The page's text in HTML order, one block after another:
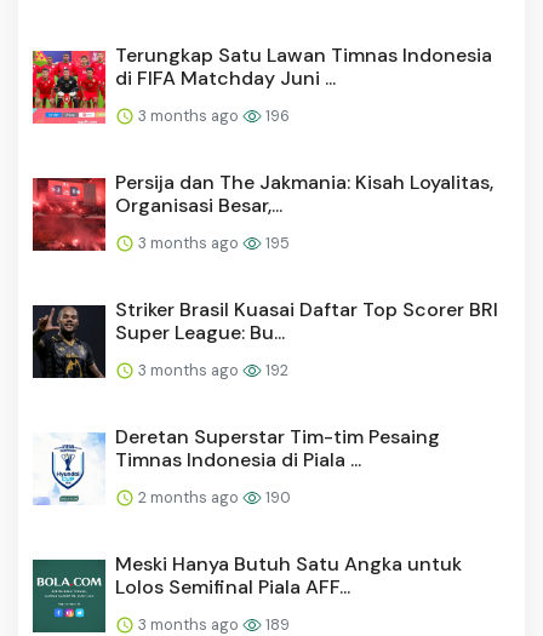
Terungkap Satu Lawan Timnas Indonesia
di FIFA Matchday Juni ...
3 months ago 196
Persija dan The Jakmania: Kisah Loyalitas,
Organisasi Besar,...
3 months ago 195
Striker Brasil Kuasai Daftar Top Scorer BRI
Super League: Bu...
3 months ago 192
Deretan Superstar Tim-tim Pesaing
Timnas Indonesia di Piala ...
2 months ago 190
Meski Hanya Butuh Satu Angka untuk
Lolos Semifinal Piala AFF...
3 months ago 189